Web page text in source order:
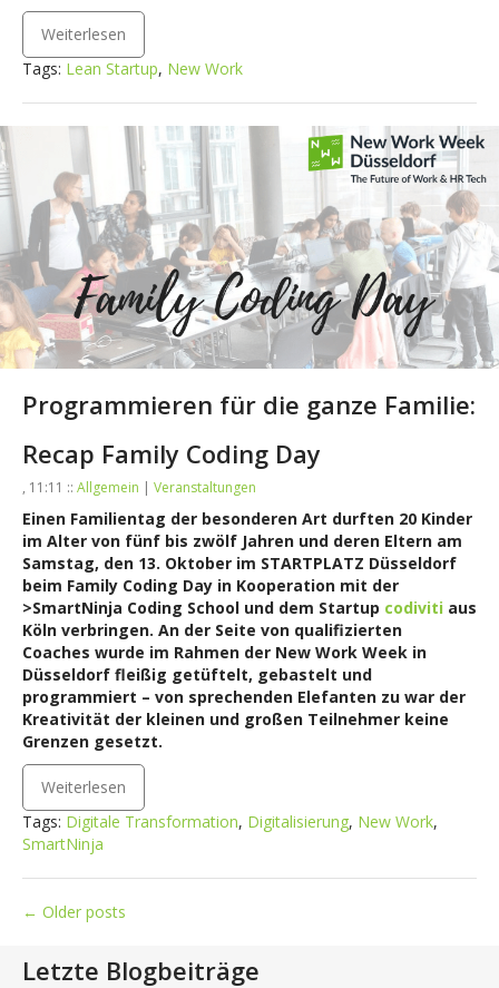
Weiterlesen
Tags: Lean Startup, New Work
Programmieren für die ganze Familie:
Recap Family Coding Day
, 11:11 :: Allgemein | Veranstaltungen
Einen Familientag der besonderen Art durften 20 Kinder
im Alter von fünf bis zwölf Jahren und deren Eltern am
Samstag, den 13. Oktober im STARTPLATZ Düsseldorf
beim Family Coding Day in Kooperation mit der
>SmartNinja Coding School und dem Startup codiviti aus
Köln verbringen. An der Seite von qualifizierten
Coaches wurde im Rahmen der New Work Week in
Düsseldorf fleißig getüftelt, gebastelt und
programmiert – von sprechenden Elefanten zu war der
Kreativität der kleinen und großen Teilnehmer keine
Grenzen gesetzt.
Weiterlesen
Tags: Digitale Transformation, Digitalisierung, New Work,
SmartNinja
Posts
← Older posts
Letzte Blogbeiträge